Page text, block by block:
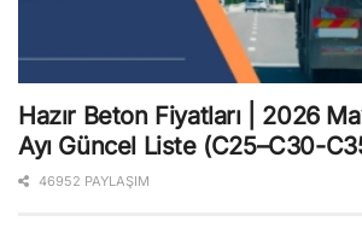
Hazır Beton Fiyatları | 2026
Ayı Güncel Liste (C25–C30-
46952 PAYLAŞIM